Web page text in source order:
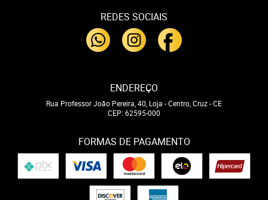
REDES SOCIAIS
ENDEREÇO
Rua Professor João Pereira, 40, Loja -Centro, Cruz-CE
CEP: 62595-000
FORMAS DE PAGAMENTO